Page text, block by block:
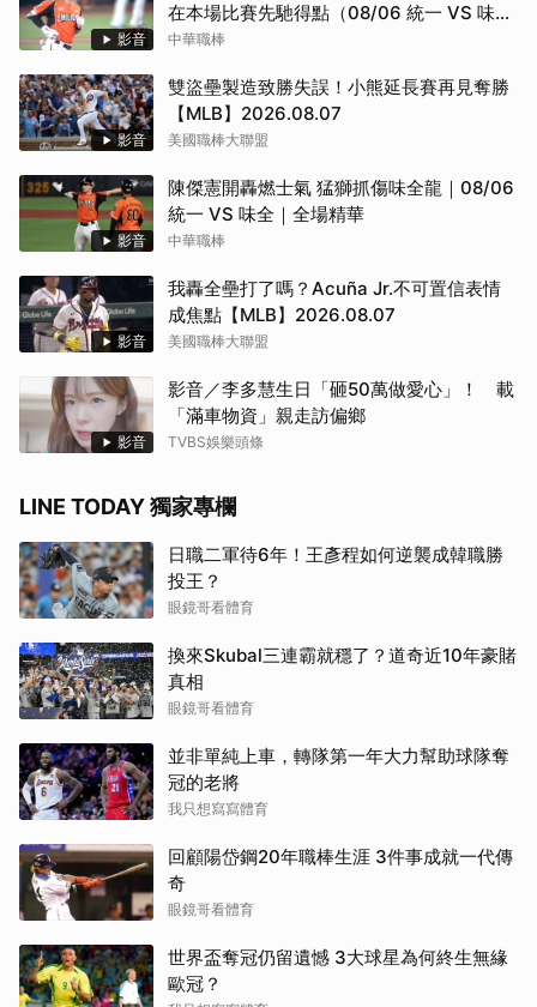
影音
在本場比賽先馳得點（08/06 統一 VS 味
全）
中華職棒
影音
雙盜壘製造致勝失誤！小熊延長賽再見奪勝
【MLB】2026.08.07
美國職棒大聯盟
影音
陳傑憲開轟燃士氣 猛獅抓傷味全龍｜08/06
統一 VS 味全｜全場精華
中華職棒
影音
我轟全壘打了嗎？Acuña Jr.不可置信表情
成焦點【MLB】2026.08.07
美國職棒大聯盟
影音
影音／李多慧生日「砸50萬做愛心」！ 載
「滿車物資」親走訪偏鄉
TVBS娛樂頭條
LINE TODAY 獨家專欄
日職二軍待6年！王彥程如何逆襲成韓職勝
投王？
眼鏡哥看體育
換來Skubal三連霸就穩了？道奇近10年豪賭
真相
眼鏡哥看體育
並非單純上車，轉隊第一年大力幫助球隊奪
冠的老將
我只想寫寫體育
回顧陽岱鋼20年職棒生涯 3件事成就一代傳
奇
眼鏡哥看體育
世界盃奪冠仍留遺憾 3大球星為何終生無緣
歐冠？